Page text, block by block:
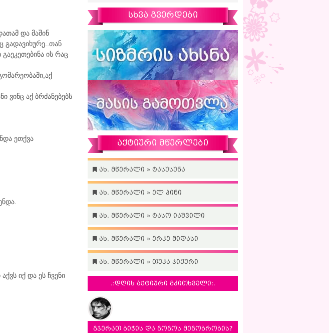
და მაშინ
გადავიხურე..თან
გაეკეთებინა ის რაც
ვინც აქ ბრძანებებს
ეთქვა
იქ და ეს ჩვენი
სხვა გვერდები
აქტიური მწერლები
ახ. მწერალი » ტასუსუნა
ახ. მწერალი » ელ პინი
ახ. მწერალი » ტასო იაშვილი
ახ. მწერალი » ერკე მიდასი
ახ. მწერალი » თუკა ჯიქური
.:დღის აქტიური მკითხველი:.
გჯერათ ბიჭის და გოგოს მეგობრობის?